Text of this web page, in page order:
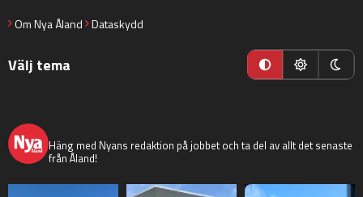
Om Nya Åland Dataskydd
Välj tema
Häng med Nyans redaktion på jobbet och ta del av allt det senaste
från Åland!